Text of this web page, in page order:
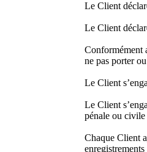
Le Client
Le Client
Conformément
ne pas porter
Le Client
Le Client
pénale ou civile
Chaque Client